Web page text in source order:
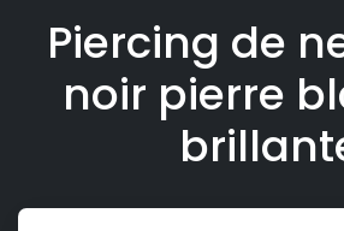
Piercing de
noir pierre